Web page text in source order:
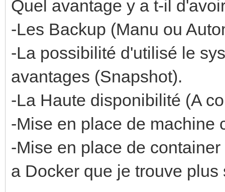
Quel avantage y a t-il
-Les Backup (Manu ou
-La possibilité d'utilisé le
avantages (Snapshot).
-La Haute disponibilité (A
-Mise en place de machine
-Mise en place de
a Docker que je trouve